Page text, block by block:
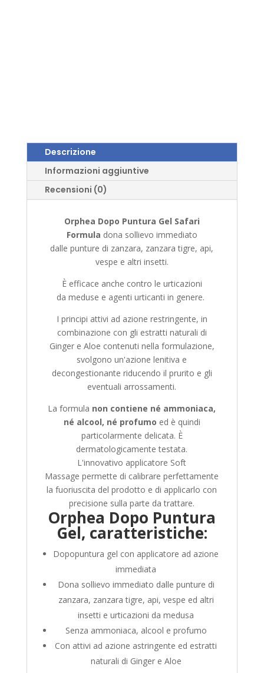
Descrizione
Informazioni aggiuntive
Recensioni (0)
Orphea Dopo Puntura Gel Safari
Formula dona sollievo immediato
dalle punture di zanzara, zanzara tigre, api,
vespe e altri insetti.
È efficace anche contro le urticazioni
dameduse e agenti urticanti in genere.
I principi attivi ad azione restringente, in
combinazione con gli estratti naturali di
Ginger e Aloe contenuti nella formulazione,
svolgono un'azione lenitiva e
decongestionante riducendo il prurito e gli
eventuali arrossamenti.
La formula non contiene né ammoniaca,
né alcool, né profumo ed è quindi
particolarmente delicata. È
dermatologicamente testata.
L'innovativo applicatore Soft
Massagepermette di calibrare perfettamente
la fuoriuscita del prodotto e di applicarlo con
precisione sulla parte da trattare.
Orphea Dopo Puntura
Gel, caratteristiche:
Dopopuntura gel con applicatore ad azione
immediata
Dona sollievo immediato dalle punture di
zanzara, zanzara tigre, api, vespe ed altri
insetti e urticazioni da medusa
Senza ammoniaca, alcool e profumo
Con attivi ad azione astringente ed estratti
naturali di Ginger e Aloe